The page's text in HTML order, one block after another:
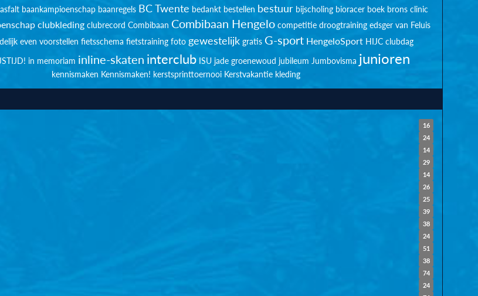
asfalt baankampioenschap baanregels BC Twente bedankt bestellen bestuur bijscholing bioracer boek brons clinic
clubkleding clubrecord Combibaan Combibaan Hengelo competitie droogtraining edsger van Feluis
even voorstellen fietsschema fietstraining foto gewestelijk gratis G-sport HengeloSport HIJC clubdag
in memoriam inline-skaten interclub ISU jade groenewoud jubileum Jumbovisma junioren
kennismaken Kennismaken! kerstsprinttoernooi Kerstvakantie kleding
16
24
14
29
14
26
25
39
38
24
51
38
74
24